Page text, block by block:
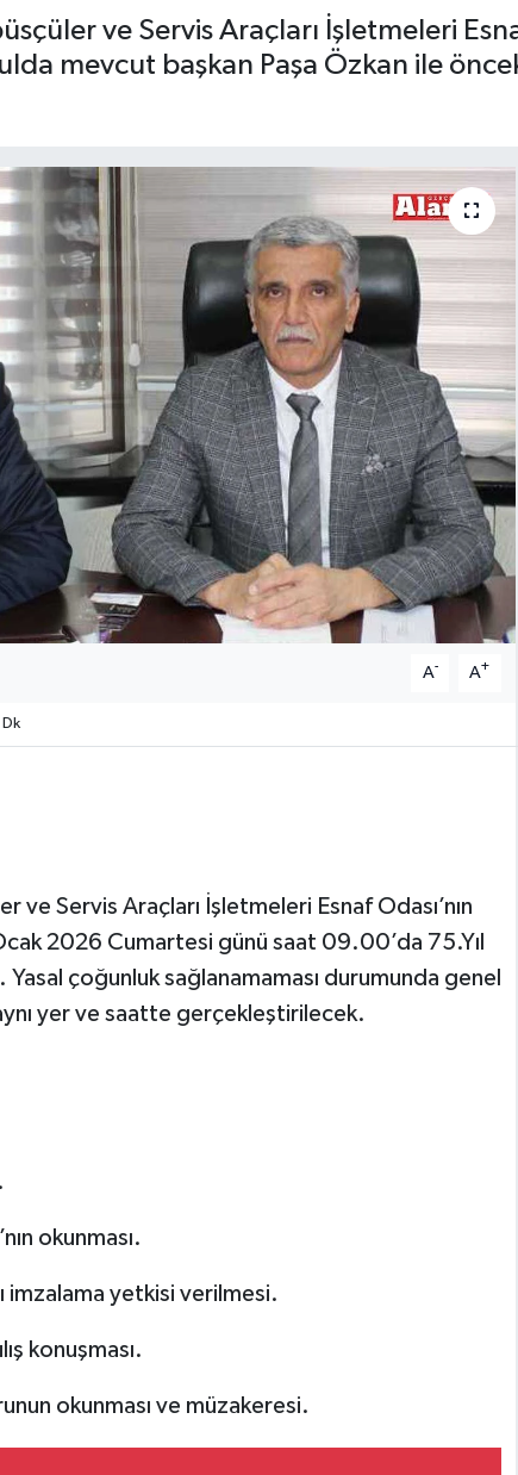
ve Servis Araçları İşletmeleri
mevcut başkan Paşa Özkan ile
A- A+
Servis Araçları İşletmeleri Esnaf Odası’nın
2026 Cumartesi günü saat 09.00’da 75.Yıl
çoğunluk sağlanamaması durumunda genel
yer ve saatte gerçekleştirilecek.
okunması.
imzalama yetkisi verilmesi.
konuşması.
okunması ve müzakeresi.